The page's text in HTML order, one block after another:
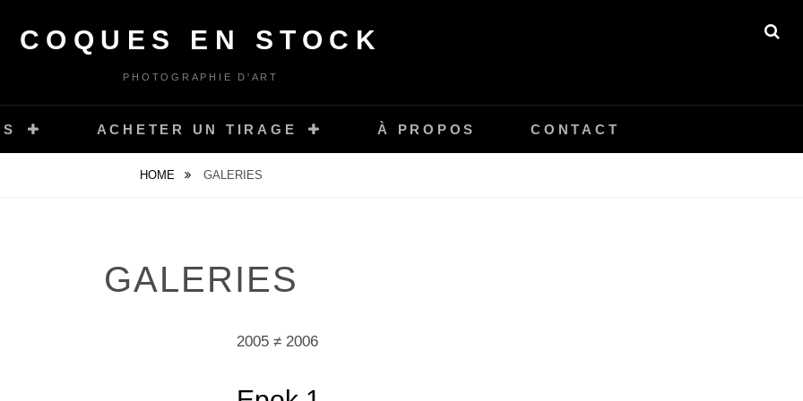
COQUES EN STOCK
PHOTOGRAPHIE D'ART
ACHETER UN TIRAGE À PROPOS CONTACT
HOME GALERIES
GALERIES
2005 ≠ 2006